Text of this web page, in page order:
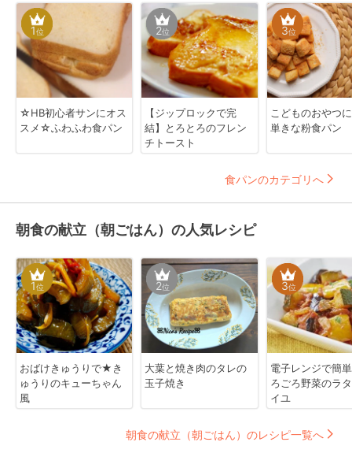
1位
☆HB初心者サンにオス
スメ☆ふわふわ食パン
2位
【ジップロックで完
結】とろとろのフレン
チトースト
3位
こどものおやつ
単きな粉食パン
食パンのカテゴリへ
朝食の献立（朝ごはん）の人気レシピ
1位
おばけきゅうりで★き
ゅうりのキューちゃん
風
2位
大葉と焼き肉のタレの
玉子焼き
3位
電子レンジで簡
ろごろ野菜のラ
イユ
朝食の献立（朝ごはん）のレシピ一覧へ